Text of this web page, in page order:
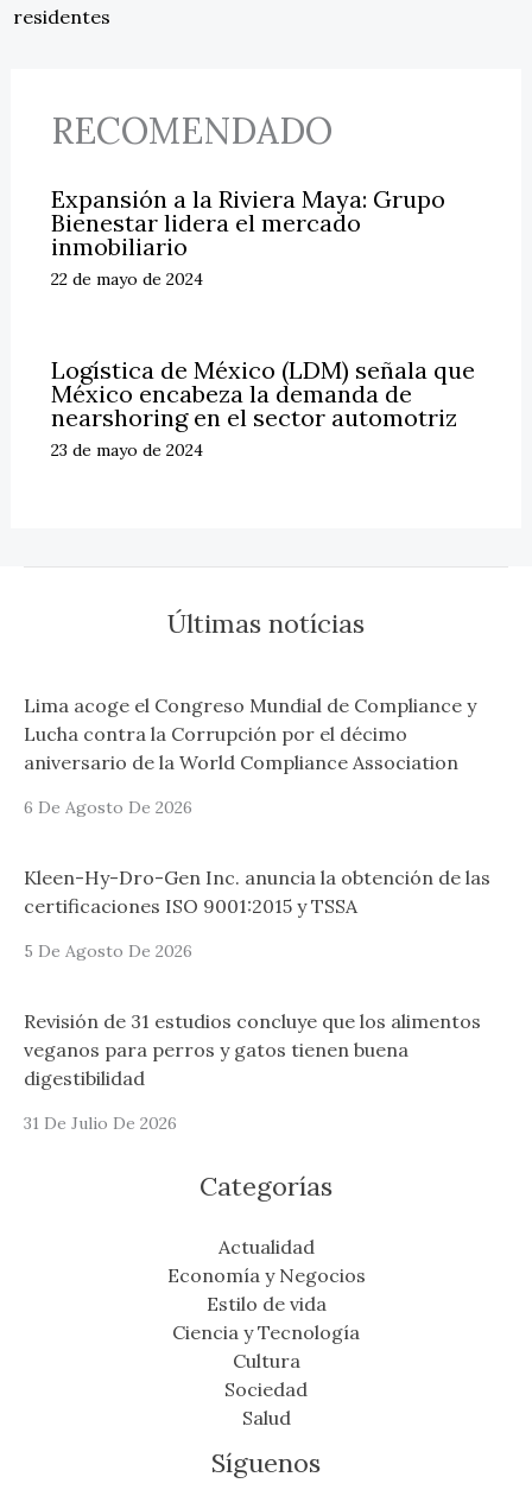
residentes
RECOMENDADO
Expansión a la Riviera Maya: Grupo
Bienestar lidera el mercado
inmobiliario
22 de mayo de 2024
Logística de México (LDM) señala que
México encabeza la demanda de
nearshoring en el sector automotriz
23 de mayo de 2024
Últimas notícias
Lima acoge el Congreso Mundial de Compliance y
Lucha contra la Corrupción por el décimo
aniversario de la World Compliance Association
6 De Agosto De 2026
Kleen-Hy-Dro-Gen Inc. anuncia la obtención de las
certificaciones ISO 9001:2015 y TSSA
5 De Agosto De 2026
Revisión de 31 estudios concluye que los alimentos
veganos para perros y gatos tienen buena
digestibilidad
31 De Julio De 2026
Categorías
Actualidad
Economía y Negocios
Estilo de vida
Ciencia y Tecnología
Cultura
Sociedad
Salud
Síguenos